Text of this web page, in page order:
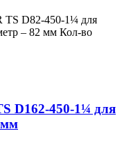
TS D82-450-1¼ для
– 82 мм Кол-во
D162-450-1¼ для
мм